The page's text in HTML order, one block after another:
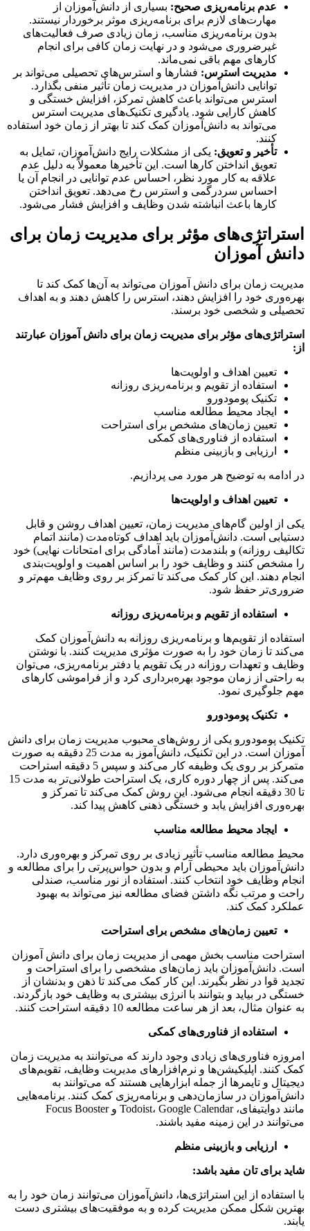
عدم برنامه‌ریزی صحیح:بسیاری از دانش‌آموزان از
مهارت‌های لازم برای برنامه‌ریزی موثر برخوردار نیستند.
بدون برنامه‌ریزی مناسب، زمان زیادی صرف فعالیت‌های
غیرضروری می‌شود و در نهایت زمان کافی برای انجام
کارهای مهم باقی نمی‌ماند.
مدیریت استرس:فشارها و استرس‌های تحصیلی می‌تواند بر
توانایی دانش‌آموزان در مدیریت زمان تأثیر منفی بگذارد.
استرس می‌تواند باعث کاهش تمرکز، افزایش خستگی و
کاهش کارایی شود. یادگیری تکنیک‌های مدیریت استرس
می‌تواند به دانش‌آموزان کمک کند تا بهتر از زمان خود استفاده
تأخیر و تعویق:یکی از مشکلات رایج دانش‌آموزان، تمایل به
تعویق انداختن کارها است. این تأخیرها معمولاً به دلیل عدم
علاقه به کار مورد نظر، احساس عدم توانایی در انجام آن یا
احساس سردرگمی و استرس رخ می‌دهد. تعویق انداختن
کارها باعث انباشته شدن وظایف و افزایش فشار می‌شود.
مؤثر برای مدیریت زمان برای
آموزان
زمان برای دانش آموزان می‌تواند به آن‌ها کمک کند تا
خود را افزایش دهند، استرس را کاهش دهند و به اهداف
و شخصی خود برسند.
مؤثر برای مدیریت زمان برای دانش آموزان عبارتند
تعیین اهداف و اولویت‌ها
استفاده از تقویم و برنامه‌ریزی روزانه
تکنیک پومودورو
ایجاد محیط مطالعه مناسب
تعیین زمان‌های مشخص برای استراحت
استفاده از فناوری‌های کمکی
ارزیابی و بازبینی منظم
به توضیح هر مورد می پردازیم.
تعیین اهداف و اولویت‌ها
از اولین گام‌های مدیریت زمان، تعیین اهداف روشن و قابل
است. دانش‌آموزان باید اهداف کوتاه‌مدت (مانند اتمام
روزانه) و بلندمدت (مانند آمادگی برای امتحانات نهایی) خود
کنند و وظایف خود را بر اساس اهمیت و اولویت‌بندی
دهند. این کار کمک می‌کند تا تمرکز بر روی وظایف مهم‌تر و
حفظ شود.
استفاده از تقویم و برنامه‌ریزی روزانه
از تقویم‌ها و برنامه‌ریزی روزانه به دانش‌آموزان کمک
تا زمان خود را به صورت مؤثری مدیریت کنند. با نوشتن
و تعهدات روزانه در یک تقویم یا دفتر برنامه‌ریزی، می‌توان
از زمان موجود بهره‌برداری کرد و از فراموشی کارهای
جلوگیری نمود.
تکنیک پومودورو
پومودورو یکی از روش‌های محبوب مدیریت زمان برای دانش
آموزان است. در این تکنیک، دانش‌آموز به مدت 25 دقیقه به صورت
متمرکز بر روی یک وظیفه کار می‌کند و سپس 5 دقیقه استراحت
می‌کند. پس از چهار دوره کاری، یک استراحت طولانی‌تر به مدت 15
تا 30 دقیقه انجام می‌شود. این روش کمک می‌کند تا تمرکز و
افزایش یابد و خستگی ذهنی کاهش پیدا کند.
ایجاد محیط مطالعه مناسب
مطالعه مناسب تأثیر زیادی بر روی تمرکز و بهره‌وری دارد.
باید محیطی آرام و بدون حواس‌پرتی را برای مطالعه و
وظایف خود انتخاب کنند. استفاده از نور مناسب، صندلی
و مرتب نگه داشتن فضای مطالعه نیز می‌تواند به بهبود
کمک کند.
تعیین زمان‌های مشخص برای استراحت
مناسب بخش مهمی از مدیریت زمان برای دانش آموزان
دانش‌آموزان باید زمان‌های مشخصی را برای استراحت و
قوا در نظر بگیرند. این کار کمک می‌کند تا ذهن و بدنشان از
در بیاید و بتوانند با انرژی بیشتری به وظایف خود بازگردند.
مثال، بعد از هر ساعت مطالعه 10 دقیقه استراحت کنند.
استفاده از فناوری‌های کمکی
فناوری‌های زیادی وجود دارند که می‌توانند به مدیریت زمان
کنند. اپلیکیشن‌ها و نرم‌افزارهای مدیریت وظایف، تقویم‌های
و تایمرها از جمله ابزارهایی هستند که می‌توانند به
در سازمان‌دهی و برنامه‌ریزی کمک کنند. برنامه‌هایی
مانند دوایتیفای، Todoist، Google Calendar و Focus Booster
در این زمینه مفید باشند.
ارزیابی و بازبینی منظم
برای تان مفید باشد:
از این استراتژی‌ها، دانش‌آموزان می‌توانند زمان خود را به
شکل ممکن مدیریت کرده و به موفقیت‌های بیشتری دست